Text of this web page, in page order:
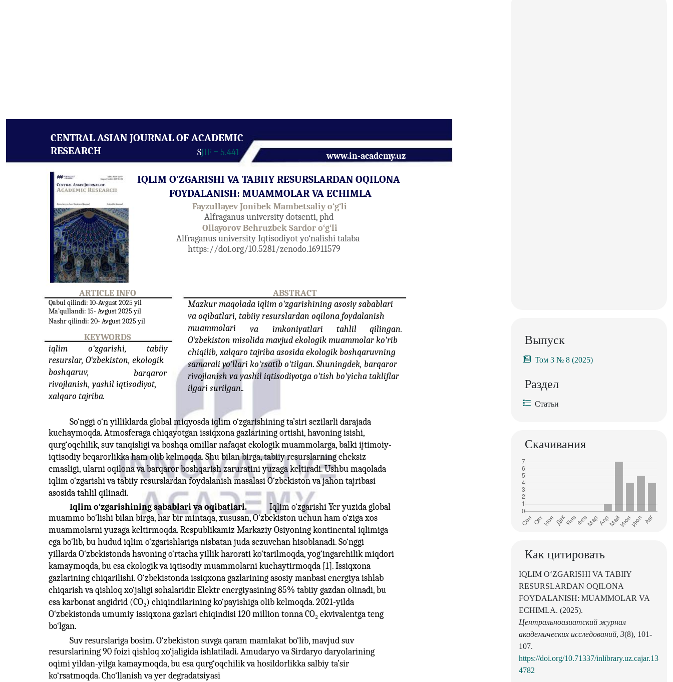
CENTRAL ASIAN JOURNAL OF ACADEMIC
RESEARCH
SJIF = 5.441 www.in-academy.uz
IQLIM O‘ZGARISHI VA TABIIY RESURSLARDAN OQILONA
FOYDALANISH: MUAMMOLAR VA ECHIMLA
Fayzullayev Jonibek Mambetsaliy o‘g‘li
Alfraganus university dotsenti, phd
Ollayorov Behruzbek Sardor o‘g‘li
Alfraganus university Iqtisodiyot yo‘nalishi talaba
https://doi.org/10.5281/zenodo.16911579
ARTICLE INFO ABSTRACT
Qabul qilindi: 10-Avgust 2025 yil
Ma’qullandi: 15- Avgust 2025 yil
Nashr qilindi: 20- Avgust 2025 yil
Mazkur maqolada iqlim o‘zgarishining asosiy sabablari
va oqibatlari, tabiiy resurslardan oqilona foydalanish
muammolari
va imkoniyatlari tahlil
qilingan.
O‘zbekiston misolida mavjud ekologik muammolar ko‘rib
chiqilib, xalqaro tajriba asosida ekologik boshqaruvning
samarali yo‘llari ko‘rsatib o‘tilgan. Shuningdek, barqaror
rivojlanish va yashil iqtisodiyotga o‘tish bo‘yicha takliflar
ilgari surilgan..
KEYWORDS
iqlim
o‘zgarishi,
tabiiy
resurslar, O‘zbekiston, ekologik
boshqaruv,
barqaror
rivojlanish, yashil iqtisodiyot,
xalqaro tajriba.
So‘nggi o‘n yilliklarda global miqyosda iqlim o‘zgarishining ta’siri sezilarli darajada
kuchaymoqda. Atmosferaga chiqayotgan issiqxona gazlarining ortishi, havoning isishi,
qurg‘oqchilik, suv tanqisligi va boshqa omillar nafaqat ekologik muammolarga, balki ijtimoiy-
iqtisodiy beqarorlikka ham olib kelmoqda. Shu bilan birga, tabiiy resurslarning cheksiz
emasligi, ularni oqilona va barqaror boshqarish zaruratini yuzaga keltiradi. Ushbu maqolada
iqlim o‘zgarishi va tabiiy resurslardan foydalanish masalasi O‘zbekiston va jahon tajribasi
asosida tahlil qilinadi.
Iqlim o‘zgarishining sabablari va oqibatlari.
Iqlim o‘zgarishi Yer yuzida global
muammo bo‘lishi bilan birga, har bir mintaqa, xususan, O‘zbekiston uchun ham o‘ziga xos
muammolarni yuzaga keltirmoqda. Respublikamiz Markaziy Osiyoning kontinental iqlimiga
ega bo‘lib, bu hudud iqlim o‘zgarishlariga nisbatan juda sezuvchan hisoblanadi. So‘nggi
yillarda O‘zbekistonda havoning o‘rtacha yillik harorati ko‘tarilmoqda, yog‘ingarchilik miqdori
kamaymoqda, bu esa ekologik va iqtisodiy muammolarni kuchaytirmoqda [1]. Issiqxona
gazlarining chiqarilishi. O‘zbekistonda issiqxona gazlarining asosiy manbasi energiya ishlab
chiqarish va qishloq xo‘jaligi sohalaridir. Elektr energiyasining 85% tabiiy gazdan olinadi, bu
esa karbonat angidrid (CO₂) chiqindilarining ko‘payishiga olib kelmoqda. 2021-yilda
O‘zbekistonda umumiy issiqxona gazlari chiqindisi 120 million tonna CO₂ ekvivalentga teng
bo‘lgan.
Suv resurslariga bosim. O‘zbekiston suvga qaram mamlakat bo‘lib, mavjud suv
resurslarining 90 foizi qishloq xo‘jaligida ishlatiladi. Amudaryo va Sirdaryo daryolarining
oqimi yildan-yilga kamaymoqda, bu esa qurg‘oqchilik va hosildorlikka salbiy ta’sir
ko‘rsatmoqda. Cho‘llanish va yer degradatsiyasi
Выпуск
Том 3 № 8 (2025)
Раздел
Статьи
Скачивания
Как цитировать
IQLIM O‘ZGARISHI VA TABIIY
RESURSLARDAN OQILONA
FOYDALANISH: MUAMMOLAR VA
ECHIMLA. (2025).
Центральноазиатский журнал
академических исследований, 3(8), 101-
107.
https://doi.org/10.71337/inlibrary.uz.cajar.13
4782